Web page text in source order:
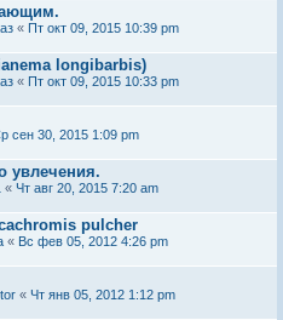
« Пт окт 09, 2015 10:39 pm
longibarbis)
« Пт окт 09, 2015 10:33 pm
сен 30, 2015 1:09 pm
увлечения.
« Чт авг 20, 2015 7:20 am
pulcher
« Вс фев 05, 2012 4:26 pm
« Чт янв 05, 2012 1:12 pm